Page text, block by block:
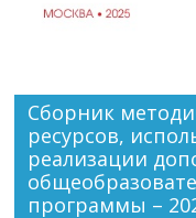
Сборник
ресурсов,
реализации
программы –